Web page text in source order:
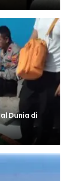
Dunia di